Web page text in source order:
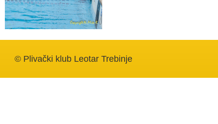
© Plivački klub Leotar Trebinje